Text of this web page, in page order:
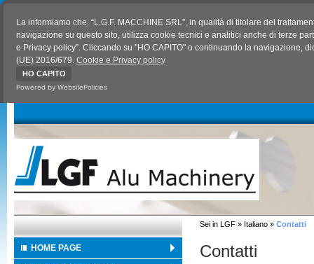
La informiamo che, “L.G.F. MACCHINE SRL”, in qualità di titolare del
navigazione su questo sito, utilizza cookie tecnici e analitici anche di terze
e Privacy policy”. Cliccando su "HO CAPITO" o continuando la navigazione,
(UE) 2016/679. Cookie e Privacy policy
HO CAPITO
Powered by WebsitePolicies
HOME PAGE
Sei in LGF » Italiano » Contatti
Contatti